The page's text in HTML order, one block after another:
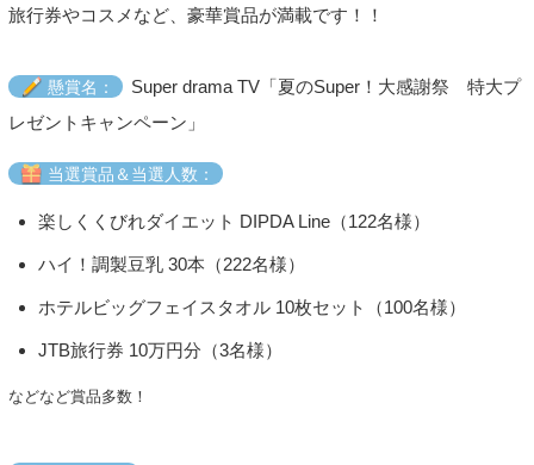
旅行券やコスメなど、豪華賞品が満載です！！
懸賞名：
Super drama TV「夏のSuper！大感謝祭 特大プ
レゼントキャンペーン」
当選賞品＆当選人数：
楽しくくびれダイエット DIPDA Line（122名様）
ハイ！調製豆乳 30本（222名様）
ホテルビッグフェイスタオル 10枚セット（100名様）
JTB旅行券 10万円分（3名様）
などなど賞品多数！